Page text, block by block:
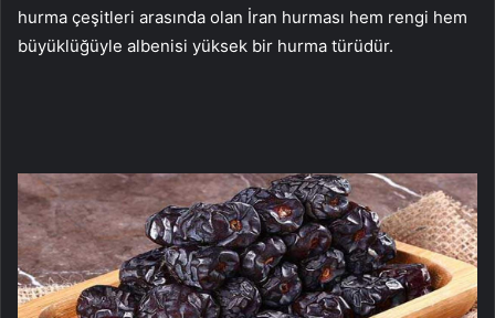
hurma çeşitleri arasında olan İran hurması hem rengi hem
büyüklüğüyle albenisi yüksek bir hurma türüdür.